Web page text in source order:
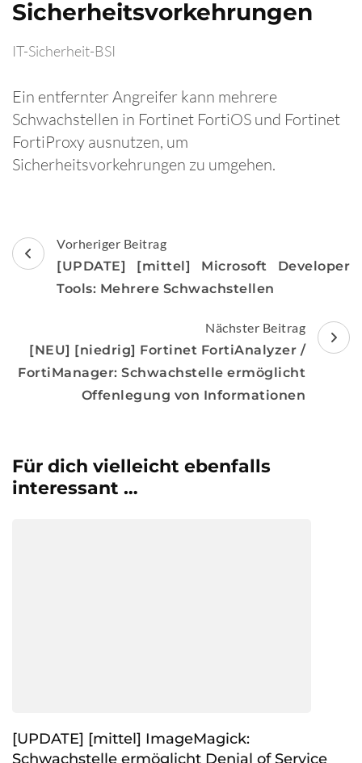
Sicherheitsvorkehrungen
IT-Sicherheit-BSI
Ein entfernter Angreifer kann mehrere
Schwachstellen in Fortinet FortiOS und Fortinet
FortiProxy ausnutzen, um
Sicherheitsvorkehrungen zu umgehen.
Beitragsnavigation
Vorheriger Beitrag
[UPDATE] [mittel] Microsoft Developer
Tools: Mehrere Schwachstellen
Nächster Beitrag
[NEU] [niedrig] Fortinet FortiAnalyzer /
FortiManager: Schwachstelle ermöglicht
Offenlegung von Informationen
Für dich vielleicht ebenfalls
interessant …
[UPDATE] [mittel] ImageMagick:
Schwachstelle ermöglicht Denial of Service